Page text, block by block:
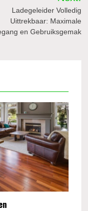
Ladegeleider Volledig
Uittrekbaar: Maximale
en Gebruiksgemak